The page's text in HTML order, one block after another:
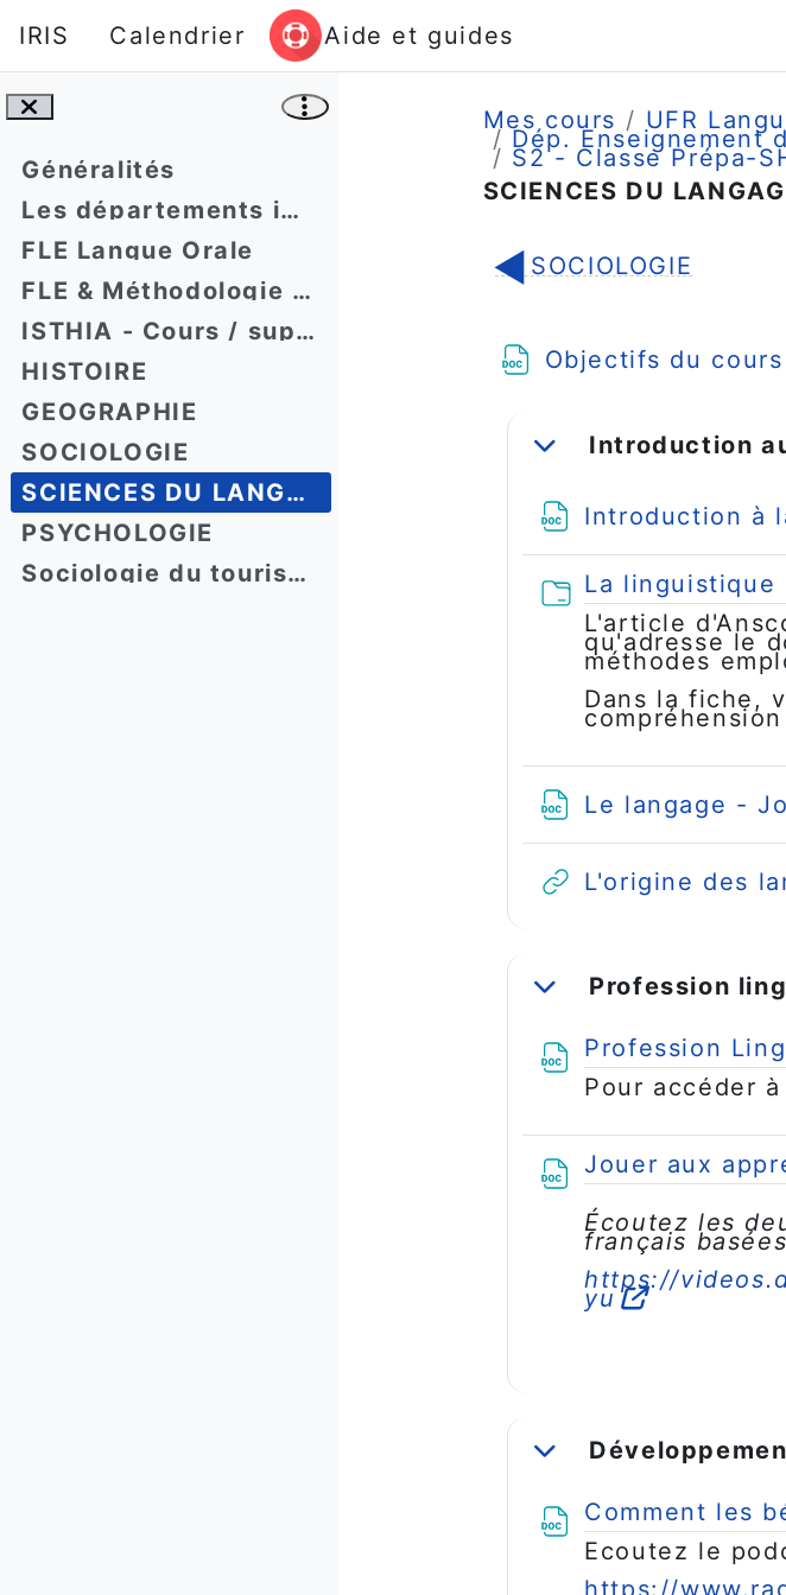
Passer au contenu principal
IRIS
Calendrier Aide et guides
Généralités
Les départements impliqués à UT2J
FLE Langue Orale
FLE & Méthodologie du travail universitaire
ISTHIA - Cours / supports
HISTOIRE
GEOGRAPHIE
SOCIOLOGIE
SCIENCES DU LANGAGE
PSYCHOLOGIE
Sociologie du tourisme
Mes cours UFR
Dép. Enseignement
S2 - Classe Prépa-
SCIENCES DU
◀︎SOCIOLOGIE
Objectifs du
ReplierIntroduction
Introduction à
La linguistique
L'article
qu'adresse le
méthodes
Dans la fiche,
Le langage -
L'origine des
ReplierProfession
Profession
Pour accéder
Jouer aux
Écoutez les
français
https://
yu
Replier
Comment les
Écoutez le